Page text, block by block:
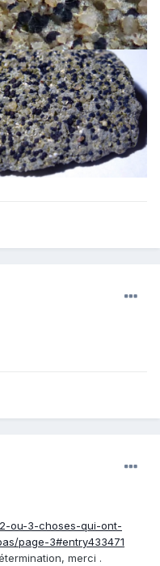
ou-3-choses-qui-ont-
page-3#entry433471
merci .